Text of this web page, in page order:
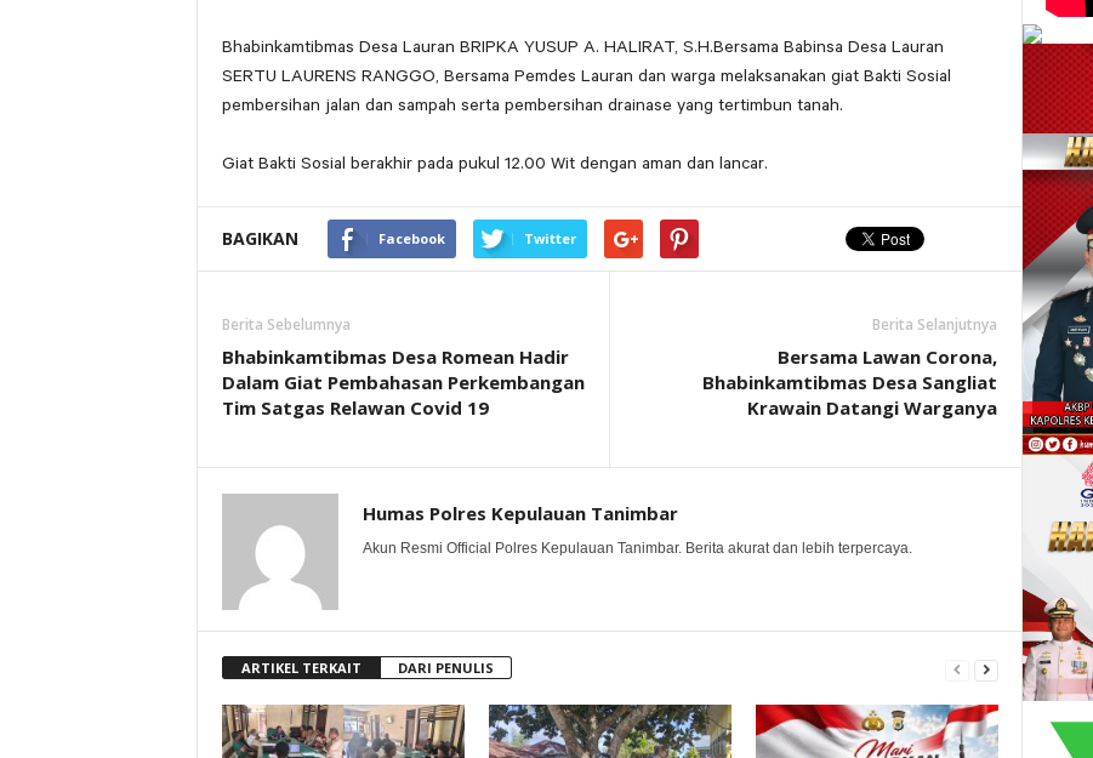
Bhabinkamtibmas Desa Lauran BRIPKA YUSUP A. HALIRAT, S.H.Bersama Babinsa Desa Lauran
SERTU LAURENS RANGGO, Bersama Pemdes Lauran dan warga melaksanakan giat Bakti Sosial
pembersihan jalan dan sampah serta pembersihan drainase yang tertimbun tanah.
Giat Bakti Sosial berakhir pada pukul 12.00 Wit dengan aman dan lancar.
BAGIKAN Facebook Twitter
Berita Sebelumnya
Bhabinkamtibmas Desa Romean Hadir
Dalam Giat Pembahasan Perkembangan
Tim Satgas Relawan Covid 19
Berita Selanjutnya
Bersama Lawan Corona,
Bhabinkamtibmas Desa Sangliat
Krawain Datangi Warganya
Humas Polres Kepulauan Tanimbar
Akun Resmi Official Polres Kepulauan Tanimbar. Berita akurat dan lebih terpercaya.
ARTIKEL TERKAIT DARI PENULIS